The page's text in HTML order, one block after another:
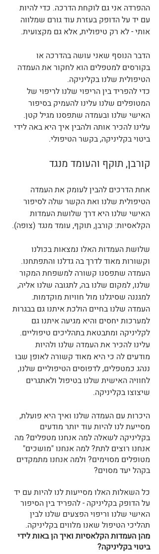
ההפרדה אני גם לוקחת הדרכה. כדי להיות
עם יד על הדופק בעזרת עוד גורם שמלווה
אותי - לא רק טיפולית, אלא גם מקצועית.
הדבר הנוסף שאני עושה בהדרכה או
בקורסים למטפלים הוא לחקור את העמדה
הטיפולית שלנו בקליניקה.
כדי להפריד בין הריפוי שלנו לריפוי של
המטופלים שלנו עלינו להעמיק בסיפור
האישי שלנו ובעמדה שתפסנו מגיל קטן.
עלינו להכיר אותה ולהבין איך היא באה לידי
ביטוי בקליניקה, בקשר הטיפולי.
קורבן, תוקף והעומד מנגד
אחת הדרכים להבין לעומק את העמדה
הטיפולית שלנו ואת הקשר שלה לסיפור
האישי שלנו היא דרך שלושת העמדות
הקלאסיות: קורבן, תוקף, עומד מנגד (צופה).
שלושת העמדות האלו נמצאות בכולנו
וקשורות מאוד לדרך בה גדלנו והתפתחנו.
העמדה שתפסנו קשורה למשפחת המקור
שלנו, למקום שלנו בה, לתגובה שלנו אליה,
למגננה שסיגלנו מול חוויות מוקדמות.
העמדה שלנו בחיים הולכת איתנו גם בבגרות
למערכות יחסים והיא מגיעה איתנו גם
לקליניקה ומתבטאת בתהליכים טיפוליים.
עלינו להכיר את העמדה שלנו ולהיות
מודעים לה כי היא מאוד קשורה לאופן שבו
ננהג כמטפלים, לדפוסים הטיפוליים שלנו,
לחוויה האישית שלנו בטיפול ולאתגרים
שיצוצו בקליניקה.
היכרות עם העמדה שלנו ואיך היא פועלת,
מסייעת לנו להיות עוד יותר מודעים
בקליניקה לשאלה למה אנחנו מטפלים? מה
אנחנו רוצים לתת? למה אנחנו "מושכים"
מטופלים מסוימים? ולמה אנחנו מתמקדים
בקהל יעד מסוים?
כל השאלות האלו מסייעות לנו להיות עם יד
על הדופק בקליניקה - להפריד בין הסיפור
האישי שלנו וריפוי הפצעים שלנו לבין
תהליכי הטיפול שאנו מלווים בקליניקה.
מהן העמדות הקלאסיות ואיך הן באות לידי
ביטוי בקליניקה?